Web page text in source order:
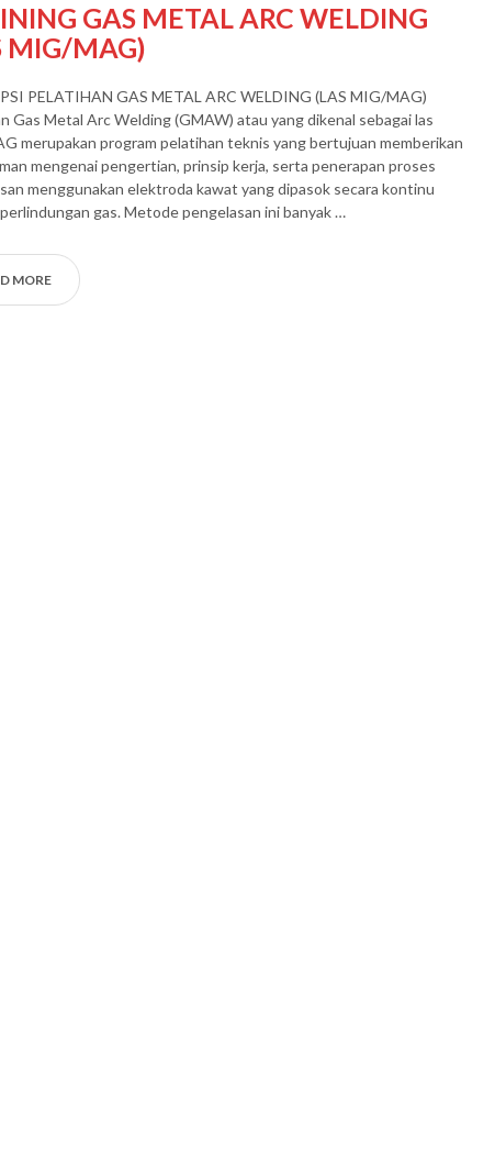
GAS METAL ARC WELDING
MIG/MAG)
PELATIHAN GAS METAL ARC WELDING (LAS MIG/MAG)
Gas Metal Arc Welding (GMAW) atau yang dikenal sebagai las
merupakan program pelatihan teknis yang bertujuan memberikan
mengenai pengertian, prinsip kerja, serta penerapan proses
menggunakan elektroda kawat yang dipasok secara kontinu
gas. Metode pengelasan ini banyak …
MORE